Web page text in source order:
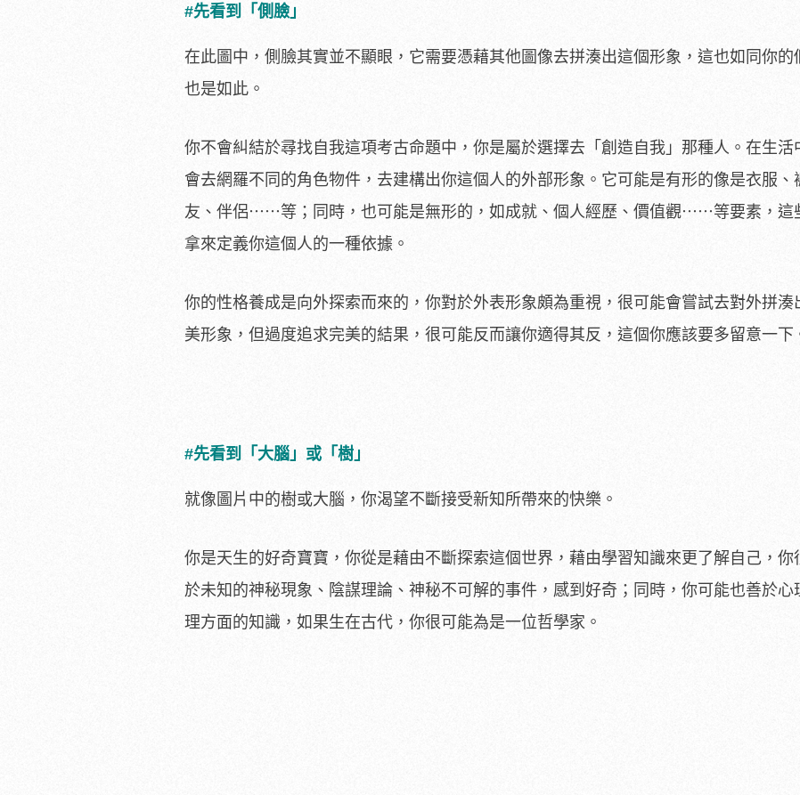
#先看到「側臉」
在此圖中，側臉其實並不顯眼，它需要憑藉其他圖像去拼湊出這個形象，這也如同你的
也是如此。
你不會糾結於尋找自我這項考古命題中，你是屬於選擇去「創造自我」那種人。在生活
會去網羅不同的角色物件，去建構出你這個人的外部形象。它可能是有形的像是衣服、
友、伴侶⋯⋯等；同時，也可能是無形的，如成就、個人經歷、價值觀⋯⋯等要素，這
拿來定義你這個人的一種依據。
你的性格養成是向外探索而來的，你對於外表形象頗為重視，很可能會嘗試去對外拼湊
美形象，但過度追求完美的結果，很可能反而讓你適得其反，這個你應該要多留意一下
#先看到「大腦」或「樹」
就像圖片中的樹或大腦，你渴望不斷接受新知所帶來的快樂。
你是天生的好奇寶寶，你從是藉由不斷探索這個世界，藉由學習知識來更了解自己，你
於未知的神秘現象、陰謀理論、神秘不可解的事件，感到好奇；同時，你可能也善於心
理方面的知識，如果生在古代，你很可能為是一位哲學家。